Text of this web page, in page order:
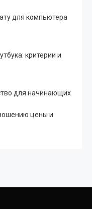
для компьютера
критерии и
для начинающих
цены и